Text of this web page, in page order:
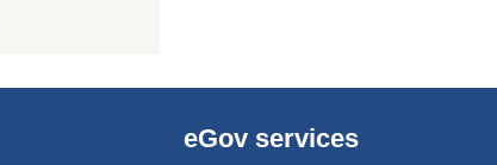
eGov services